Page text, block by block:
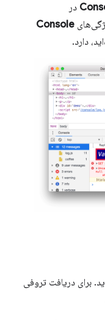
در
Console
دارد.
برای دریافت تروفی